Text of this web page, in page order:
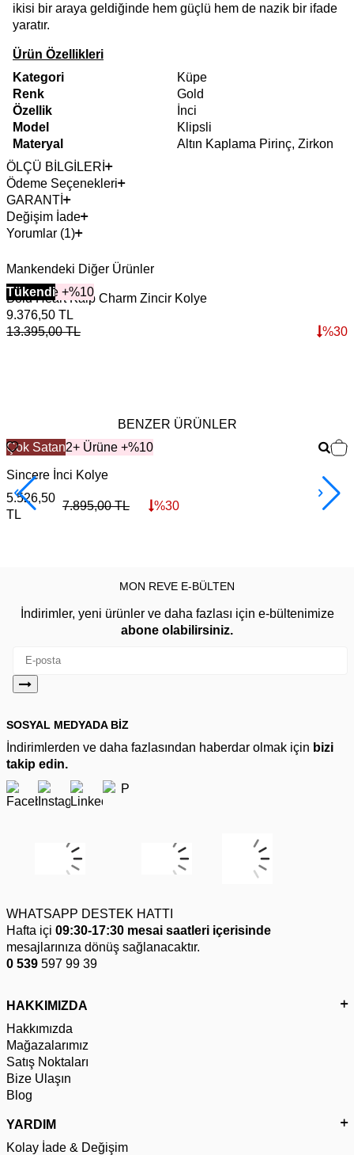
ikisi bir araya geldiğinde hem güçlü hem de nazik bir ifade
yaratır.
Ürün Özellikleri
Kategori
Küpe
Renk
Gold
Özellik
İnci
Model
Klipsli
Materyal
Altın Kaplama Pirinç, Zirkon
ÖLÇÜ BİLGİLERİ
Ödeme Seçenekleri
GARANTİ
Değişim İade
Yorumlar (1)
Mankendeki Diğer Ürünler
2+ Ürüne +%10
Tükendi
Bold Heart Kalp Charm Zincir Kolye
9.376,50 TL
13.395,00TL %30
BENZER ÜRÜNLER
Çok Satan2+ Ürüne +%10
Sincere İnci Kolye
5.526,50
TL
7.895,00TL %30
MON REVE E-BÜLTEN
İndirimler, yeni ürünler ve daha fazlası için e-bültenimize
abone olabilirsiniz.
SOSYAL MEDYADA BİZ
İndirimlerden ve daha fazlasından haberdar olmak için bizi
takip edin.
WHATSAPP DESTEK HATTI
Hafta içi 09:30-17:30 mesai saatleri içerisinde
mesajlarınıza dönüş sağlanacaktır.
0 539 597 99 39
HAKKIMIZDA
Hakkımızda
Mağazalarımız
Satış Noktaları
Bize Ulaşın
Blog
YARDIM
Kolay İade & Değişim